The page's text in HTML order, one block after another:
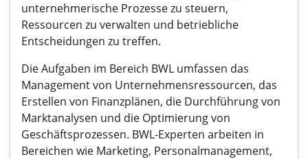
unternehmerische Prozesse zu steuern,
Ressourcen zu verwalten und betriebliche
Entscheidungen zu treffen.
Die Aufgaben im Bereich BWL umfassen das
Management von Unternehmensressourcen, das
Erstellen von Finanzplänen, die Durchführung von
Marktanalysen und die Optimierung von
Geschäftsprozessen. BWL-Experten arbeiten in
Bereichen wie Marketing, Personalmanagement,